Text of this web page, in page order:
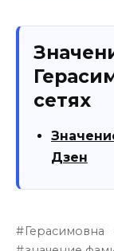
сетях
Дзен
Герасимовна